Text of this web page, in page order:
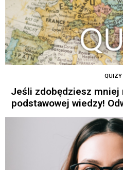
QUIZY
Jeśli zdobędziesz mniej
podstawowej wiedzy!